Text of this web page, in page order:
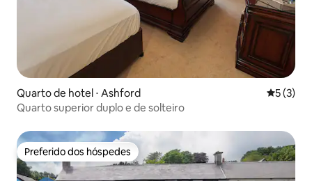
Quarto de hotel ⋅ Ashford 5 de
5 (3)
Quarto superior duplo e de solteiro
Preferido dos hóspedes
Preferido dos hóspedes